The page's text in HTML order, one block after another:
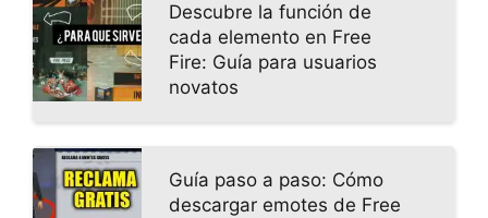
Descubre la función de
cada elemento en Free
Fire: Guía para usuarios
novatos
Guía paso a paso: Cómo
descargar emotes de Free